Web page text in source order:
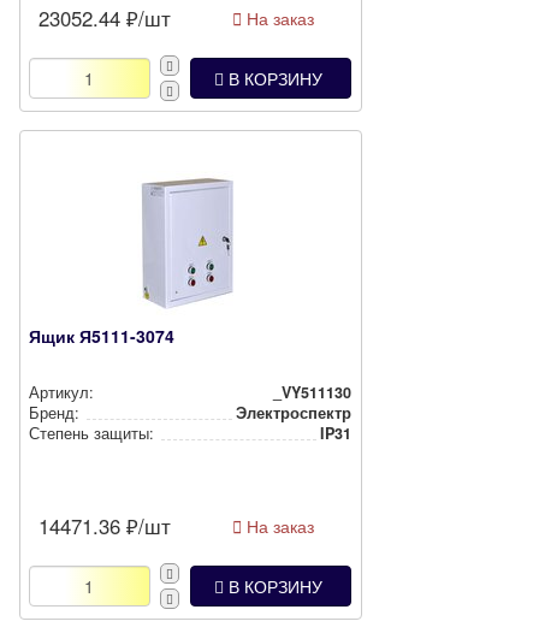
23052.44 ₽/шт На заказ
В КОРЗИНУ
Ящик Я5111-3074
Артикул:
_VY511130
Бренд:
Электроспектр
Степень защиты:
IP31
14471.36 ₽/шт На заказ
В КОРЗИНУ